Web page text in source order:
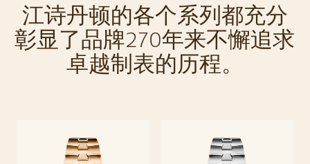
江诗丹顿的各个系列都充分
彰显了品牌270年来不懈追求
卓越制表的历程。
Overseas纵横四海系
Overseas纵横四海系列现代、优雅、从容不迫，始终为每一段冒险旅程
探索系列